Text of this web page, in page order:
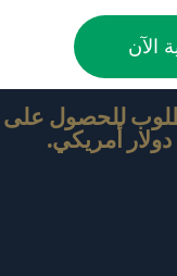
الآن
للحصول على